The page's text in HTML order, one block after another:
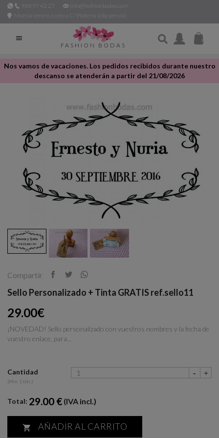
968 97 42 27
info@fashionbodas.com
Murcia centro, junto a C/ Platería (cita previa)

FASHION BODAS
Nos vamos de vacaciones. Los pedidos recibidos durante nuestro
descanso se atenderán a partir del 21/08/2026
Compartir
Sello Personalizado + Tinta GRATIS ref.sello11
29.00€
¡NOVEDAD! Sello personalizado con vuestros nombres y la fecha de
vuestro enlace, para...
Cantidad
(Min. 1 Uds.)
Total: 29.00 € (IVA incl.)
 AÑADIR AL CARRITO